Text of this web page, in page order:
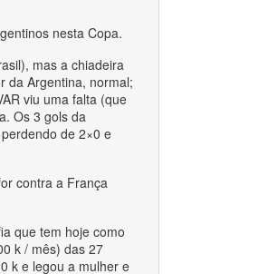
nesta Copa.
mas a chiadeira
da Argentina, normal;
viu uma falta (que
Os 3 gols da
de 2×0 e
contra a França
que tem hoje como
k / mês) das 27
k e legou a mulher e